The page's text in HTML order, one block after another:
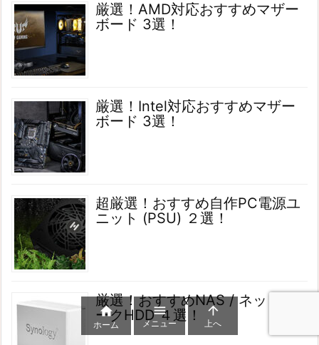
厳選！AMD対応おすすめマザー
ボード 3選！
厳選！Intel対応おすすめマザー
ボード 3選！
超厳選！おすすめ自作PC電源ユ
ニット (PSU) ２選！
厳選！おすすめNAS / ネットワ
ークHDD ４選！

ホーム

メニュー

上へ